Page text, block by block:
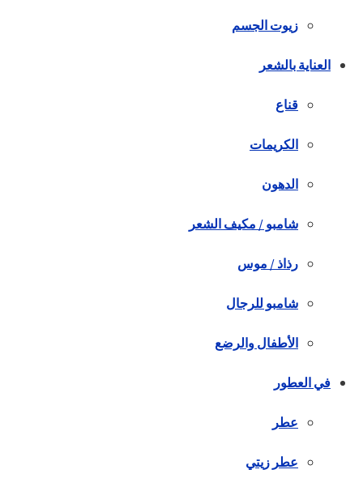
زيوت الجسم
العناية بالشعر
قناع
الكريمات
الدهون
شامبو / مكيف الشعر
رذاذ / موس
شامبو للرجال
الأطفال والرضع
في العطور
عطر
عطر زيتي